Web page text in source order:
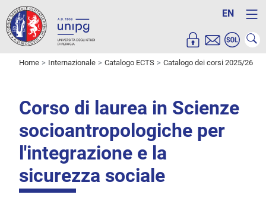
EN
Home Internazionale Catalogo ECTS Catalogo dei corsi 2025/26
Corso di laurea in Scienze
socioantropologiche per
l'integrazione e la
sicurezza sociale